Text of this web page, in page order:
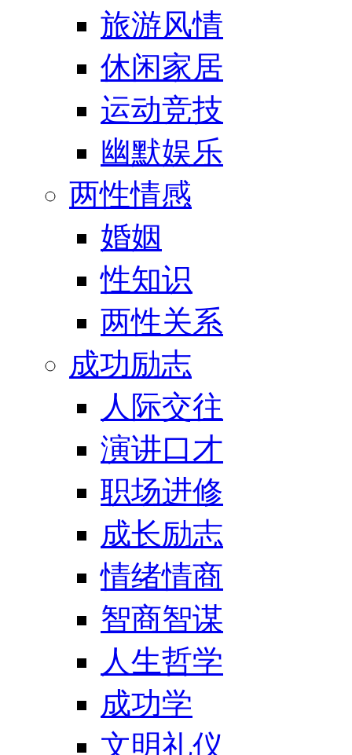
旅游风情
休闲家居
运动竞技
幽默娱乐
两性情感
婚姻
性知识
两性关系
成功励志
人际交往
演讲口才
职场进修
成长励志
情绪情商
智商智谋
人生哲学
成功学
文明礼仪